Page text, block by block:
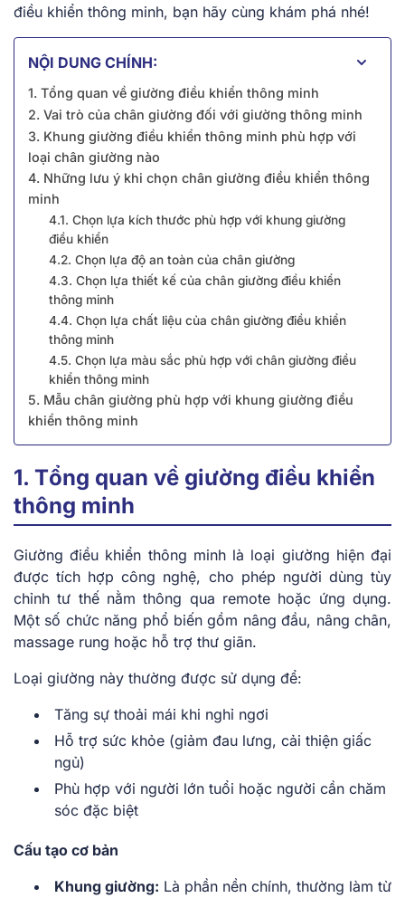
điều khiển thông minh, bạn hãy cùng khám phá nhé!
NỘI DUNG CHÍNH:
1. Tổng quan về giường điều khiển thông minh
2. Vai trò của chân giường đối với giường thông minh
3. Khung giường điều khiển thông minh phù hợp với
loại chân giường nào
4. Những lưu ý khi chọn chân giường điều khiển thông
minh
4.1. Chọn lựa kích thước phù hợp với khung giường
điều khiển
4.2. Chọn lựa độ an toàn của chân giường
4.3. Chọn lựa thiết kế của chân giường điều khiển
thông minh
4.4. Chọn lựa chất liệu của chân giường điều khiển
thông minh
4.5. Chọn lựa màu sắc phù hợp với chân giường điều
khiển thông minh
5. Mẫu chân giường phù hợp với khung giường điều
khiển thông minh
1. Tổng quan về giường điều khiển
thông minh
Giường điều khiển thông minh là loại giường hiện đại
được tích hợp công nghệ, cho phép người dùng tùy
chỉnh tư thế nằm thông qua remote hoặc ứng dụng.
Một số chức năng phổ biến gồm nâng đầu, nâng chân,
massage rung hoặc hỗ trợ thư giãn.
Loại giường này thường được sử dụng để:
Tăng sự thoải mái khi nghỉ ngơi
Hỗ trợ sức khỏe (giảm đau lưng, cải thiện giấc
ngủ)
Phù hợp với người lớn tuổi hoặc người cần chăm
sóc đặc biệt
Cấu tạo cơ bản
Khung giường: Là phần nền chính, thường làm từ